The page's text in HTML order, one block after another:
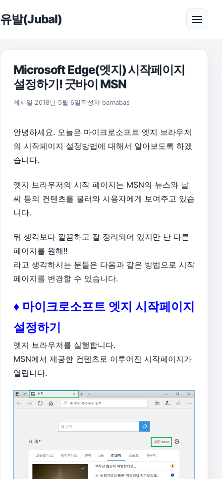
유발(Jubal) 메뉴
Microsoft Edge(엣지) 시작페이지
설정하기! 굿바이 MSN
게시일 2018년 5월 6일 작성자 barnabas
안녕하세요. 오늘은 마이크로소프트 엣지 브라우저
의 시작페이지 설정방법에 대해서 알아보도록 하겠
습니다.
엣지 브라우저의 시작 페이지는 MSN의 뉴스와 날
씨 등의 컨텐츠를 불러와 사용자에게 보여주고 있습
니다.
뭐 생각보다 깔끔하고 잘 정리되어 있지만 난 다른
페이지를 원해!!
라고 생각하시는 분들은 다음과 같은 방법으로 시작
페이지를 변경할 수 있습니다.
♦ 마이크로소프트 엣지 시작페이지
설정하기
엣지 브라우저를 실행합니다.
MSN에서 제공한 컨텐츠로 이루어진 시작페이지가
열립니다.